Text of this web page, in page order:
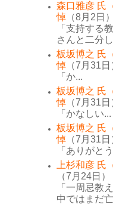
森口雅彦 氏
悼 （8月2日）
「支持する
さんと二分
板坂博之 氏
悼 （7月31日
「か...
板坂博之 氏
悼 （7月31日
「かなしい...
板坂博之 氏
悼 （7月31日
「ありがと
上杉和彦 氏
（7月24日）
「一周忌教
中ではまだ